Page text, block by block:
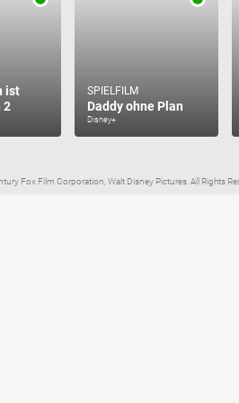
ist
2
SPIELFILM
Daddy ohne Plan
Disney+
Fox Film Corporation, Walt Disney Pictures. All Rights